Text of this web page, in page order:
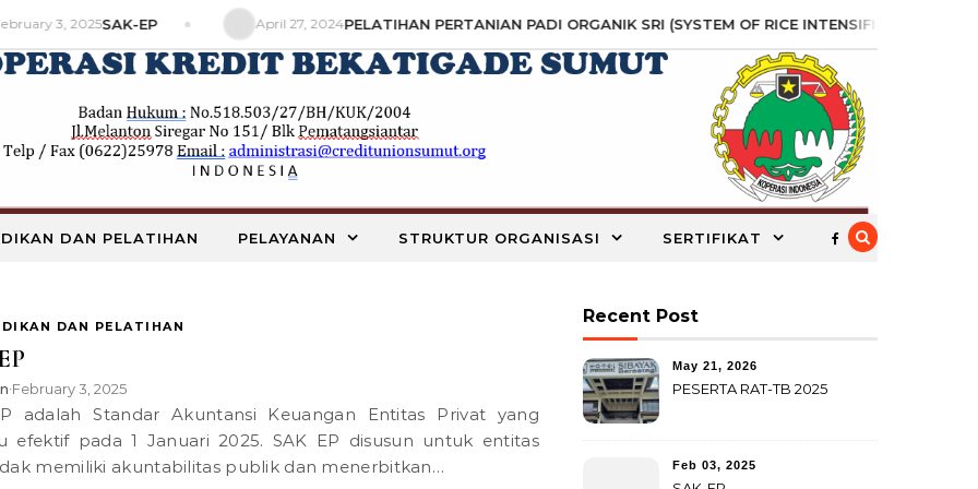
3, 2025SAK-EP April 27, 2024PELATIHAN PERTANIAN PADI ORGANIK SRI (SYSTEM OF RICE INTENSIFICATION)
DAN PELATIHAN PELAYANAN STRUKTUR ORGANISASI SERTIFIKAT
DAN PELATIHAN
•February 3, 2025
efektif pada 1 Januari 2025. SAK EP disusun untuk entitas
memiliki akuntabilitas publik dan menerbitkan…
Recent Post
May 21, 2026
PESERTA RAT-TB 2025
Feb 03, 2025